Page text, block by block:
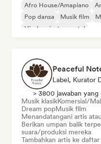
Afro House/Amapiano
Pop dansa
Musik film
Hip-hop instrumental
Peaceful
Label, Kurator
> 3800 jawaban yang
Musik klasikKomersial/
Dream popMusik film
Menandatangani artis
Berikan umpan balik
suara/produksi mereka
Tambahkan artis ke